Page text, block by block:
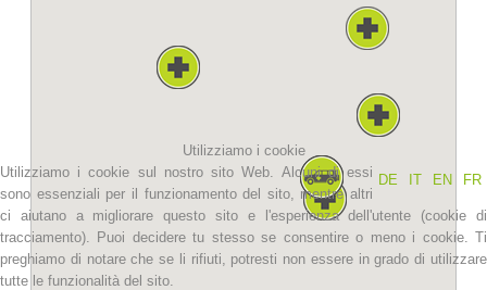
Utilizziamo i cookie
DE
IT EN FR
Utilizziamo i cookie sul nostro sito Web. Alcuni di essi
sono essenziali per il funzionamento del sito, mentre altri
ci aiutano a migliorare questo sito e l'esperienza dell'utente (cookie di
tracciamento). Puoi decidere tu stesso se consentire o meno i cookie. Ti
preghiamo di notare che se li rifiuti, potresti non essere in grado di utilizzare
tutte le funzionalità del sito.